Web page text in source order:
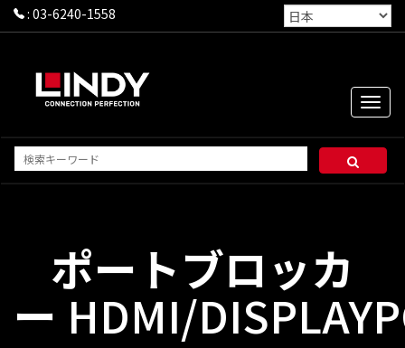
: 03-6240-1558
Toggle
ポートブロッカ
ー HDMI/